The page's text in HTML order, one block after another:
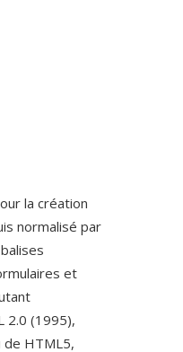
la création
normalisé par
et
2.0 (1995),
de HTML5,